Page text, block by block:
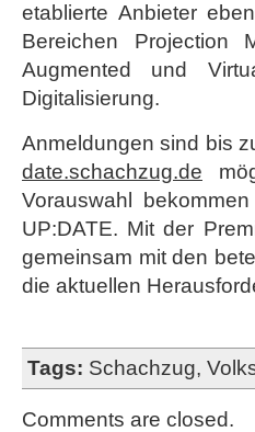
etablierte Anbieter
Bereichen Projection
Augmented und
Digitalisierung.
Anmeldungen sind bis
date.schachzug.de
Vorauswahl
UP:DATE. Mit der
gemeinsam mit den
die aktuellen
Tags: Schachzug,
Comments are closed.